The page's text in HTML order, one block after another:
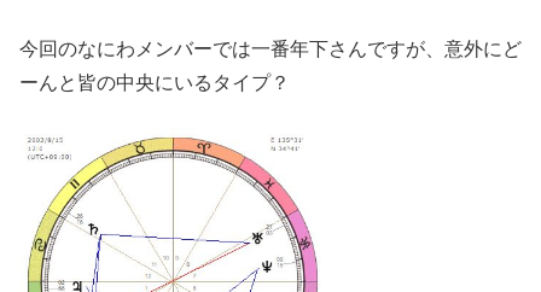
今回のなにわメンバーでは一番年下さんですが、意外にど
ーんと皆の中央にいるタイプ？